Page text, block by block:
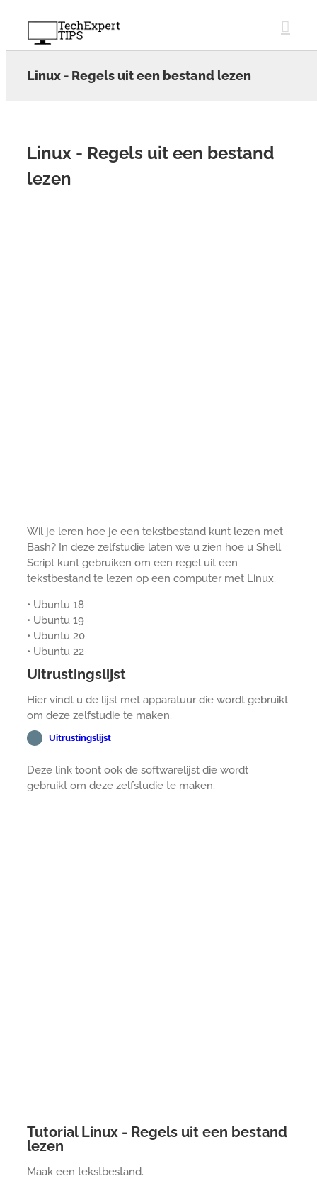
content
Linux - Regels uit een bestand lezen
Linux - Regels uit een bestand
lezen
Wil je leren hoe je een tekstbestand kunt lezen met
Bash? In deze zelfstudie laten we u zien hoe u Shell
Script kunt gebruiken om een regel uit een
tekstbestand te lezen op een computer met Linux.
• Ubuntu 18
• Ubuntu 19
• Ubuntu 20
• Ubuntu 22
Uitrustingslijst
Hier vindt u de lijst met apparatuur die wordt gebruikt
om deze zelfstudie te maken.
Uitrustingslijst
Deze link toont ook de softwarelijst die wordt
gebruikt om deze zelfstudie te maken.
Tutorial Linux - Regels uit een bestand
lezen
Maak een tekstbestand.